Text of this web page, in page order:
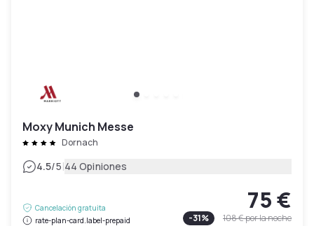
Moxy Munich Messe
Dornach
4.5/5|44 Opiniones
Cancelación gratuita
rate-plan-card.label-prepaid
75 €
-31% 108 €por la noche